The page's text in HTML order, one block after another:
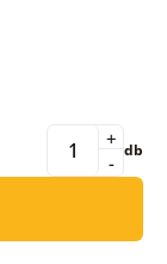
-
+ db